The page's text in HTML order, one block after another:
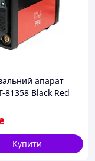
апарат
81358 Black Red
₴
Купити